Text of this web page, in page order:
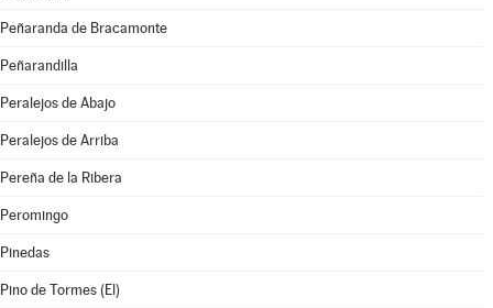
Peñaranda de Bracamonte
Peñarandilla
Peralejos de Abajo
Peralejos de Arriba
Pereña de la Ribera
Peromingo
Pinedas
Pino de Tormes (El)